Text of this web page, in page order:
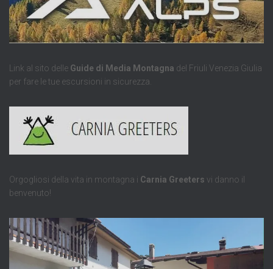
Link al sito delle Guide di Media Montagna del Friuli Venezia Giulia
per fare le tue escursioni in sicurezza.
Orgogliosi della vita in montagna i Carnia Greeters vi danno il
benvenuto!